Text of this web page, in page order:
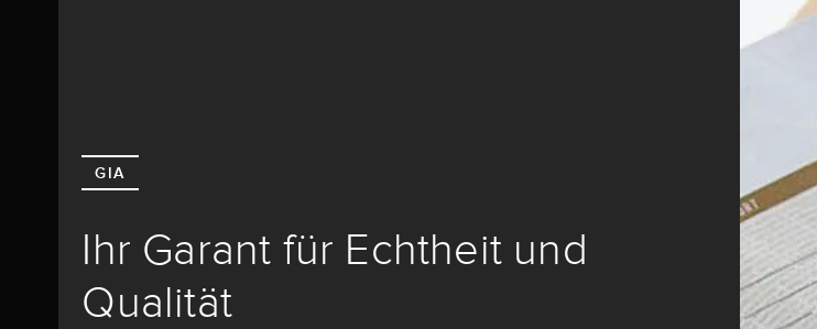
GIA
Ihr Garant für Echtheit und
Qualität